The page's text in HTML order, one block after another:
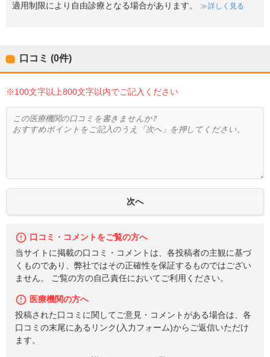
適用制限により自由診療となる場合があります。
詳しく見る
口コミ (0件)
※100文字以上800文字以内でご記入ください
口コミ・コメントをご覧の方へ
当サイトに掲載の口コミ・コメントは、各投稿者の主観に基づ
くものであり、弊社ではその正確性を保証するものではござい
ません。 ご覧の方の自己責任においてご利用ください。
医療機関の方へ
投稿された口コミに関してご意見・コメントがある場合は、各
口コミの末尾にあるリンク(入力フォーム)からご返信いただけ
ます。